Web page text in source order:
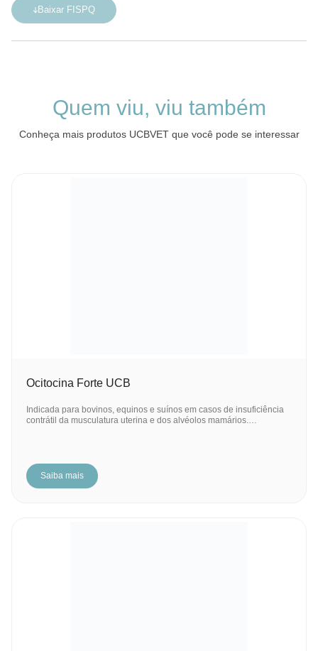
Baixar FISPQ
Quem viu, viu também
Conheça mais produtos UCBVET que você pode se interessar
Ocitocina Forte UCB
Indicada para bovinos, equinos e suínos em casos de insuficiência
contrátil da musculatura uterina e dos alvéolos mamários.…
Saiba mais